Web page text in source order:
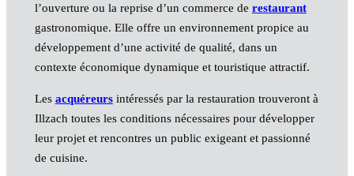
l’ouverture ou la reprise d’un commerce de restaurant
gastronomique. Elle offre un environnement propice au
développement d’une activité de qualité, dans un
contexte économique dynamique et touristique attractif.
Les acquéreursintéressés par la restauration trouveront à
Illzach toutes les conditions nécessaires pour développer
leur projet et rencontres un public exigeant et passionné
de cuisine.